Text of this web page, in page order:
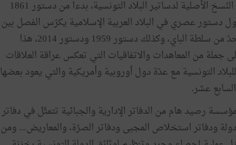
كما تحفظ النّسخ الأصلية لدساتير البلاد التونسية، بدءا من دستور 1861
دستور عصري في البلاد العربية الإسلامية يكرّس الفصل بين
السلط ويحدّ من سلطة الباي، وكذلك دستور 1959 ودستور 2014، هذا
جملة من المعاهدات والاتفاقيات التي تعكس عراقة العلاقات
التونسية مع عدّة دول أوروبية وأمريكية والتي يعود بعضها
عشر.
رصيد هام من الدفاتر الإدارية والجبائية تتمثّل في دفاتر
ودفاتر استخلاص المجبى ودفاتر الصرّة، والمعاريض... ومن